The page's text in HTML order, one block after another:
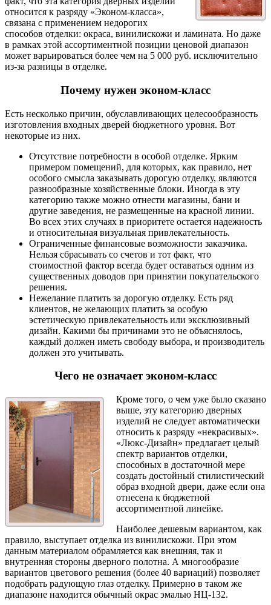
относится к разряду «Эконом-класса»,
связана с применением недорогих
способов отделки: окраса, винилискожи и ламината. Но даже
в рамках этой ассортиментной позиции ценовой диапазон
может варьироваться более чем на 5 000 руб. исключительно
из-за разницы в отделке.
Почему нужен эконом-класс
Есть несколько причин, обуславливающих целесообразность
изготовления входных дверей бюджетного уровня. Вот
некоторые из них.
Отсутствие потребности в особой отделке. Ярким
примером помещений, для которых, как правило, нет
особого смысла заказывать дорогую отделку, являются
разнообразные хозяйственные блоки. Иногда в эту
категорию также можно отнести магазины, бани и
другие заведения, не размещенные на красной линии.
Во всех этих случаях в приоритете остается надежность
и относительная визуальная привлекательность.
Ограниченные финансовые возможности заказчика.
Нельзя сбрасывать со счетов и тот факт, что
стоимостной фактор всегда будет оставаться одним из
существенных доводов при принятии покупательского
решения.
Нежелание платить за дорогую отделку. Есть ряд
клиентов, не желающих платить за особую
эстетическую привлекательность или эксклюзивный
дизайн. Какими бы причинами это не объяснялось,
каждый должен иметь свободу выбора, и производитель
должен это учитывать.
Чего не означает эконом-класс
Кроме того, о чем уже было сказано
выше, эту категорию дверных
изделий не следует автоматически
относить к разряду «некрасивых».
«Люкс-Дизайн» предлагает целый
спектр вариантов отделки,
способных в достаточной мере
создать достойный стилистический
образ входной двери, даже если она
отнесена к бюджетной
ассортиментной линейке.
Наиболее дешевым вариантом, как
правило, выступает отделка из винилискожи. При этом
данным материалом обрамляется как внешняя, так и
внутренняя стороны дверного полотна. А многообразие
вариантов цветового решения (более 40 вариаций) позволяет
подобрать радующую глаз отделку. Примерно в таком же
диапазоне находится обычный окрас эмалью НЦ-132.